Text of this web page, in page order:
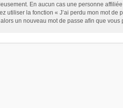
En aucun cas une personne
utiliser la fonction « J’ai perdu mon mot
un nouveau mot de passe afin que